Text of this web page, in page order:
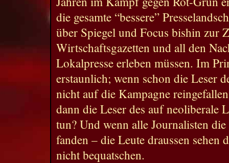
die gesamte “bessere”
über Spiegel und Focus bishin zur
Wirtschaftsgazetten und all den
Lokalpresse erleben müssen. Im
erstaunlich; wenn schon die Leser
nicht auf die Kampagne
dann die Leser des auf neoliberale
tun? Und wenn alle Journalisten
fanden – die Leute draussen sehen
nicht bequatschen.